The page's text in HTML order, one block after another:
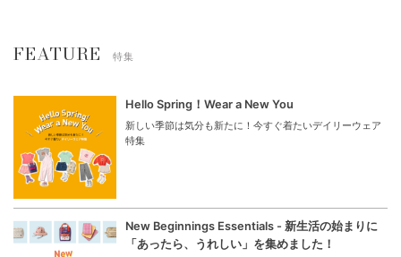
FEATURE 特集
Hello Spring！Wear a New You
新しい季節は気分も新たに！今すぐ着たいデイリーウェア
特集
New Beginnings Essentials - 新生活の始まりに
「あったら、うれしい」を集めました！